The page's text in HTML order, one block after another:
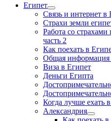
Египет
Связь и интернет в
Страхи земли
Работа со
часть 2
Как поехать в
Общая информация
Виза в Египет
Деньги Египта
Когда лучше ехать
Александрия